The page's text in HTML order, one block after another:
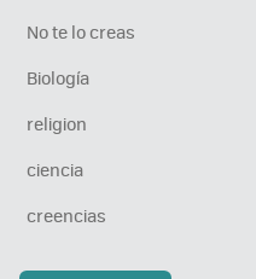
No te lo creas
Biología
religion
ciencia
creencias